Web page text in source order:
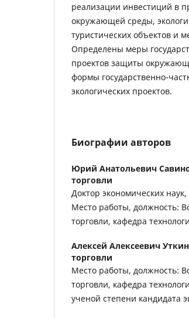
реализации инвестиций в
окружающей среды,
туристических объектов и
Определены меры
проектов защиты
формы государственно-
экологических проектов.
Биографии авторов
Юрий Анатольевич
торговли
Доктор экономических
Место работы, должность:
торговли, кафедра
Алексей Алексеевич
торговли
Место работы, должность:
торговли, кафедра
ученой степени кандидата